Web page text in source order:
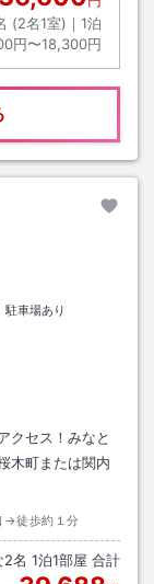
(2名1室)｜ 1泊
円〜18,300円
駐車場あり
クセス！みなと
木町または関内
→徒歩約１分
2名 1泊1部屋 合計